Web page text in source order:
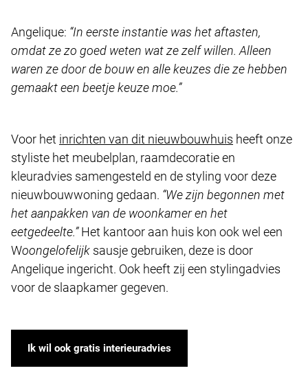
Angelique: “In eerste instantie was het aftasten,
omdat ze zo goed weten wat ze zelf willen. Alleen
waren ze door de bouw en alle keuzes die ze hebben
gemaakt een beetje keuze moe.”
Voor het inrichten van dit nieuwbouwhuis heeft onze
styliste het meubelplan, raamdecoratie en
kleuradvies samengesteld en de styling voor deze
nieuwbouwwoning gedaan. “We zijn begonnen met
het aanpakken van de woonkamer en het
eetgedeelte.”Het kantoor aan huis kon ook wel een
Woongelofelijk sausje gebruiken, deze is door
Angelique ingericht. Ook heeft zij een stylingadvies
voor de slaapkamer gegeven.
Ik wil ook gratis interieuradvies